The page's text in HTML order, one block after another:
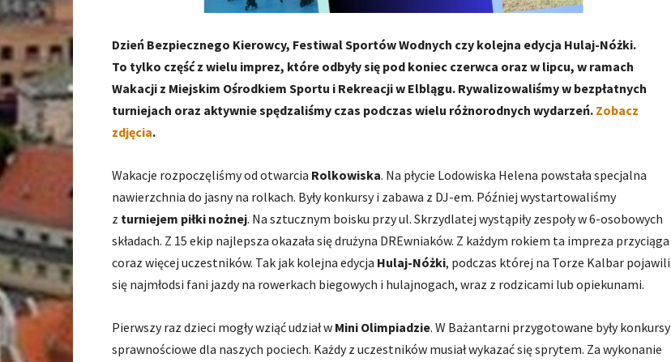
Dzień Bezpiecznego Kierowcy, Festiwal Sportów Wodnych czy kolejna edycja Hulaj-Nóżki.
To tylko część z wielu imprez, które odbyły się pod koniec czerwca oraz w lipcu, w ramach
Wakacji z Miejskim Ośrodkiem Sportu i Rekreacji w Elblągu. Rywalizowaliśmy w bezpłatnych
turniejach oraz aktywnie spędzaliśmy czas podczas wielu różnorodnych wydarzeń. Zobacz
zdjęcia.
Wakacje rozpoczęliśmy od otwarcia Rolkowiska. Na płycie Lodowiska Helena powstała specjalna
nawierzchnia do jasny na rolkach. Były konkursy i zabawa z DJ-em. Później wystartowaliśmy
z turniejem piłki nożnej. Na sztucznym boisku przy ul. Skrzydlatej wystąpiły zespoły w 6-osobowych
składach. Z 15 ekip najlepsza okazała się drużyna DREwniaków. Z każdym rokiem ta impreza przyciąga
coraz więcej uczestników. Tak jak kolejna edycja Hulaj-Nóżki, podczas której na Torze Kalbar pojawili
się najmłodsi fani jazdy na rowerkach biegowych i hulajnogach, wraz z rodzicami lub opiekunami.
Pierwszy raz dzieci mogły wziąć udział w Mini Olimpiadzie. W Bażantarni przygotowane były konkursy
sprawnościowe dla naszych pociech. Każdy z uczestników musiał wykazać się sprytem. Za wykonanie